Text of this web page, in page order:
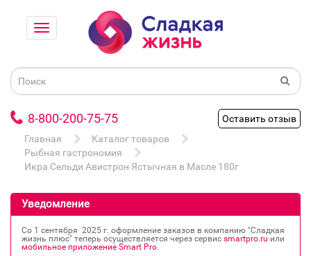
8-800-200-75-75
Оставить отзыв
Главная
Каталог товаров
Рыбная гастрономия
Икра Сельди Авистрон Ястычная в Масле 180г
Уведомление
Со 1 сентября 2025 г. оформление заказов в компанию "Сладкая
жизнь плюс" теперь осуществляется через сервис smartpro.ru или
мобильное приложение Smart Pro.